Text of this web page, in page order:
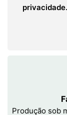
privacidade.
Produção sob